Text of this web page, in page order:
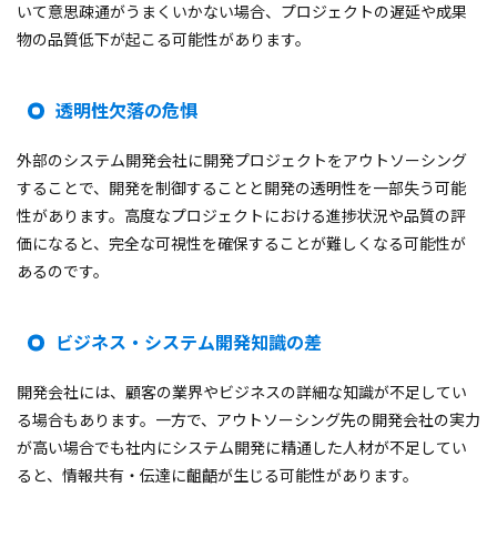
いて意思疎通がうまくいかない場合、プロジェクトの遅延や成果
物の品質低下が起こる可能性があります。
透明性欠落の危惧
外部のシステム開発会社に開発プロジェクトをアウトソーシング
することで、開発を制御することと開発の透明性を一部失う可能
性があります。高度なプロジェクトにおける進捗状況や品質の評
価になると、完全な可視性を確保することが難しくなる可能性が
あるのです。
ビジネス・システム開発知識の差
開発会社には、顧客の業界やビジネスの詳細な知識が不足してい
る場合もあります。一方で、アウトソーシング先の開発会社の実力
が高い場合でも社内にシステム開発に精通した人材が不足してい
ると、情報共有・伝達に齟齬が生じる可能性があります。